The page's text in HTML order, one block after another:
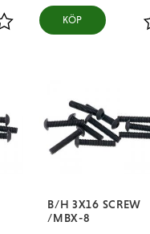
Lägg till i favoriter
KÖP
B/H 3X16 SCREW
/MBX-8